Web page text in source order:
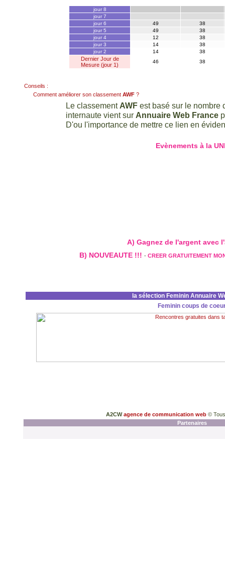
jour 8
jour 7
jour 6
49
38
jour 5
49
38
jour 4
12
38
jour 3
14
38
jour 2
14 38
Dernier Jour de
Mesure (jour 1)
46 38
Conseils :
Comment améliorer son classement AWF ?
Le classement AWF est basé sur le nombre
internaute vient sur Annuaire Web France
D'ou l'importance de mettre ce lien en
Evènements à la
A) Gagnez de l'argent avec
B) NOUVEAUTE !!! - CREER GRATUITEMENT
la sélection Feminin Annuaire
Feminin coups de
A2CWagence de communication web ©
Partenaires